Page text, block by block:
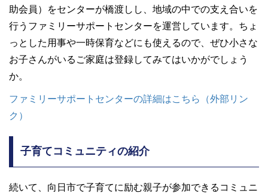
助会員）をセンターが橋渡しし、地域の中での支え合いを
行うファミリーサポートセンターを運営しています。ちょ
っとした用事や一時保育などにも使えるので、ぜひ小さな
お子さんがいるご家庭は登録してみてはいかがでしょう
か。
ファミリーサポートセンターの詳細はこちら（外部リン
ク）
子育てコミュニティの紹介
続いて、向日市で子育てに励む親子が参加できるコミュニ